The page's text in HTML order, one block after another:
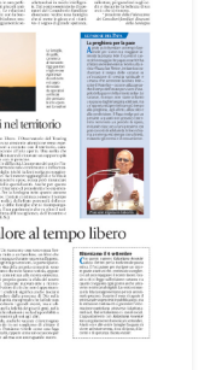
sottolinea
ai temi della
Oggi
monsignor
il ruolo dei giovani
e popoli, con
“Cagliari Città
progetto che
tra le